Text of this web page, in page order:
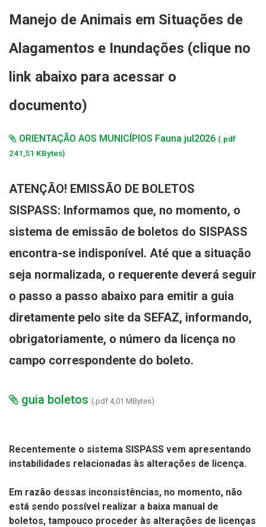
Manejo de Animais em Situações de
Alagamentos e Inundações (clique no
link abaixo para acessar o
documento)
ORIENTAÇÃO AOS MUNICÍPIOS Fauna jul2026 (.pdf
241,51 KBytes)
ATENÇÃO! EMISSÃO DE BOLETOS
SISPASS: Informamos que, no momento, o
sistema de emissão de boletos do SISPASS
encontra-se indisponível. Até que a situação
seja normalizada, o requerente deverá seguir
o passo a passo abaixo para emitir a guia
diretamente pelo site da SEFAZ, informando,
obrigatoriamente, o número da licença no
campo correspondente do boleto.
guia boletos (.pdf 4,01 MBytes)
Recentemente o sistema SISPASS vem apresentando
instabilidades relacionadas às alterações de licença.
Em razão dessas inconsistências, no momento, não
está sendo possível realizar a baixa manual de
boletos, tampouco proceder às alterações de licenças